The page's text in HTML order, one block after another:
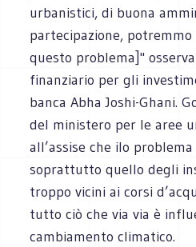
urbanistici, di buona
partecipazione,
questo problema]"
finanziario per gli
banca Abha Joshi-Ghani.
del ministero per le aree
all’assise che ilo
soprattutto quello degli
troppo vicini ai corsi
tutto ciò che via via è
cambiamento climatico.